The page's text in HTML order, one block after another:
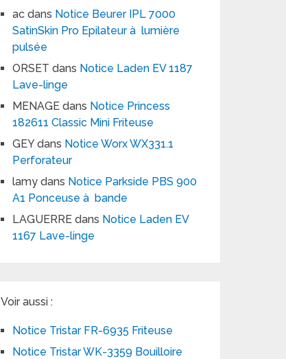
ac dans Notice Beurer IPL 7000
SatinSkin Pro Epilateur à lumière
pulsée
ORSET dans Notice Laden EV 1187
Lave-linge
MENAGE dans Notice Princess
182611 Classic Mini Friteuse
GEYdans Notice Worx WX331.1
Perforateur
lamy dans Notice Parkside PBS 900
A1 Ponceuse à bande
LAGUERRE dans Notice Laden EV
1167 Lave-linge
Voir aussi :
Notice Tristar FR-6935 Friteuse
Notice Tristar WK-3359 Bouilloire